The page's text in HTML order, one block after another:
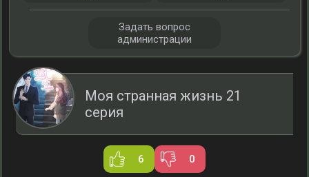
Моя странная жизнь 21
серия
6 0
Задать вопрос
администрации